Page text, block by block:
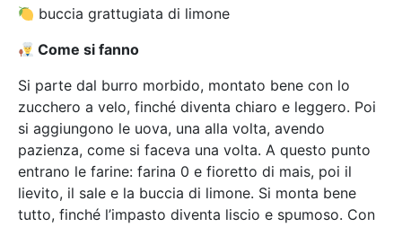
buccia grattugiata di limone
Come si fanno
Si parte dal burro morbido, montato bene con lo
zucchero a velo, finché diventa chiaro e leggero. Poi
si aggiungono le uova, una alla volta, avendo
pazienza, come si faceva una volta. A questo punto
entrano le farine: farina 0 e fioretto di mais, poi il
lievito, il sale e la buccia di limone. Si monta bene
tutto, finché l’impasto diventa liscio e spumoso. Con